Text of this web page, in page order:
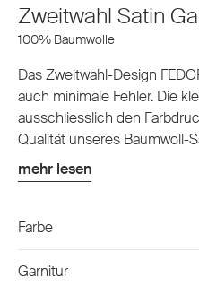
Zweitwahl Satin
100% Baumwolle
Das Zweitwahl-Design
auch minimale Fehler. Die
ausschliesslich den
Qualität unseres Baumwoll-
sind anhand der
unterschiedlich aus und
sowie Ihre Zufriedenheit
doch auch bei uns verläuft
Damit wir aus kleinen
mehr lesen
Farbe
Garnitur